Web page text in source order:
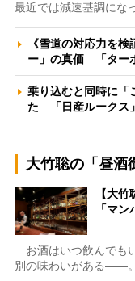
最近では減速基調にな
《雪道の対応力を
ー」の真価 「ター
乗り込むと同時に「
た 「日産ルークス
大竹聡の「昼酒
【大
「マ
お酒はいつ飲んでも
別の味わいがある――